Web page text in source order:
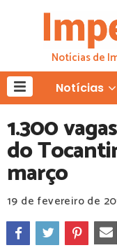
Notícias de
Notícias
1.300
do
março
19 de fevereiro de